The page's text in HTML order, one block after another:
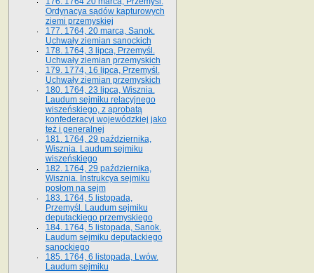
Ordynacya sądów kapturowych
ziemi przemyskiej
177. 1764, 20 marca, Sanok.
Uchwały ziemian sanockich
178. 1764, 3 lipca, Przemyśl.
Uchwały ziemian przemyskich
179. 1774, 16 lipca, Przemyśl.
Uchwały ziemian przemyskich
180. 1764, 23 lipca, Wisznia.
Laudum sejmiku relacyjnego
wiszeńskiego, z aprobatą
konfederacyi wojewódzkiej jako
też i generalnej
181. 1764, 29 października,
Wisznia. Laudum sejmiku
wiszeńskiego
182. 1764, 29 października,
Wisznia. Instrukcya sejmiku
posłom na sejm
183. 1764, 5 listopada,
Przemyśl. Laudum sejmiku
deputackiego przemyskiego
184. 1764, 5 listopada, Sanok.
Laudum sejmiku deputackiego
sanockiego
185. 1764, 6 listopada, Lwów.
Laudum sejmiku